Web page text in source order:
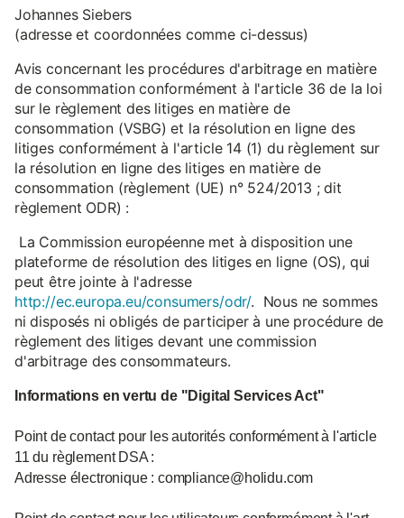
Johannes Siebers
(adresse et coordonnées comme ci-dessus)
Avis concernant les procédures d'arbitrage en matière
de consommation conformément à l'article 36 de la loi
sur le règlement des litiges en matière de
consommation (VSBG) et la résolution en ligne des
litiges conformément à l'article 14 (1) du règlement sur
la résolution en ligne des litiges en matière de
consommation (règlement (UE) n° 524/2013 ; dit
règlement ODR) :
La Commission européenne met à disposition une
plateforme de résolution des litiges en ligne (OS), qui
peut être jointe à l'adresse
http://ec.europa.eu/consumers/odr/. Nous ne sommes
ni disposés ni obligés de participer à une procédure de
règlement des litiges devant une commission
d'arbitrage des consommateurs.
Informations en vertu de "Digital Services Act"
Point de contact pour les autorités conformément à l'article
11 du règlement DSA :
Adresse électronique : compliance@holidu.com